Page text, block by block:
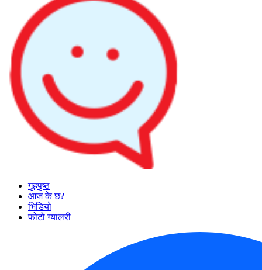
गृहपृष्ठ
आज के छ?
भिडियो
फोटो ग्यालरी